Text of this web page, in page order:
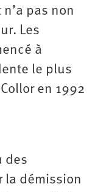
pas non
Les
à
le plus
en 1992
des
la démission